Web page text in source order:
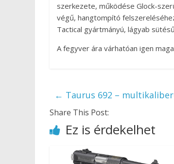
szerkezete, működése Glock-
végű, hangtompító
Tactical gyártmányú, lágyab
A fegyver ára várhatóan igen
← Taurus 692 –
Share This Post:
Ez is érdekelhet